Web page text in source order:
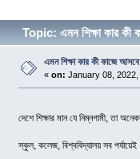
Topic: এমন শিক্ষা কার
এমন শিক্ষা কার কী কাজে
«on: January 08, 2022,
দেশে শিক্ষার মান যে নিম্নগামী, তা
স্কুল, কলেজ, বিশ্ববিদ্যালয় সব